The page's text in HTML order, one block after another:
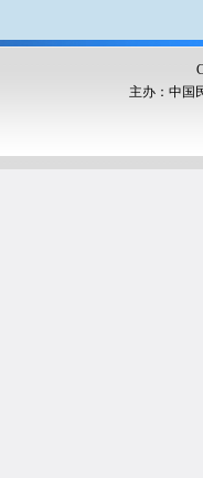
主办：中国民航局运